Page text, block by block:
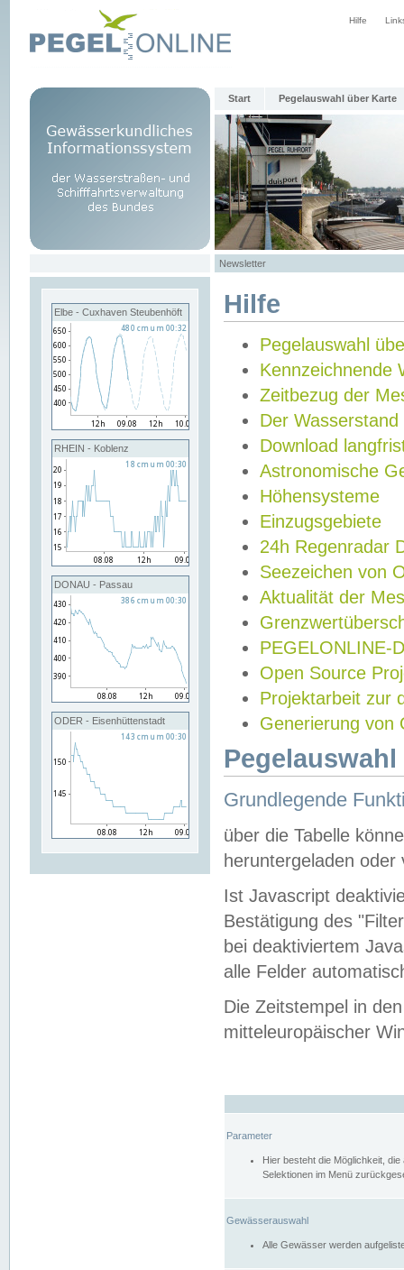
Hilfe
Start Pegelauswahl über Karte
Newsletter
Elbe - Cuxhaven Steubenhöft
RHEIN - Koblenz
DONAU - Passau
ODER - Eisenhüttenstadt
Hilfe
Pegelauswahl
Kennzeichnende
Zeitbezug der
Der Wasserstand
Download
Astronomische
Höhensysteme
Einzugsgebiete
24h Regenradar
Seezeichen von
Aktualität der
PEGELONLINE-
Open Source
Projektarbeit zur
Generierung von
Grundlegende
über die Tabelle
heruntergeladen oder
Ist Javascript
Bestätigung des
bei deaktiviertem
alle Felder
Die Zeitstempel in
mitteleuropäischer
Parameter
Hier besteht die Möglichkeit,
Selektionen im Menü
Gewässerauswahl
Alle Gewässer werden